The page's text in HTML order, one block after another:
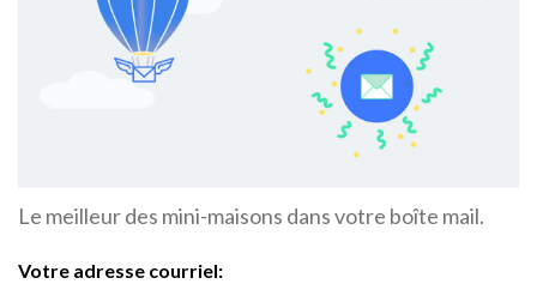
Le meilleur des mini-maisons dans votre boîte mail.
Votre adresse courriel: